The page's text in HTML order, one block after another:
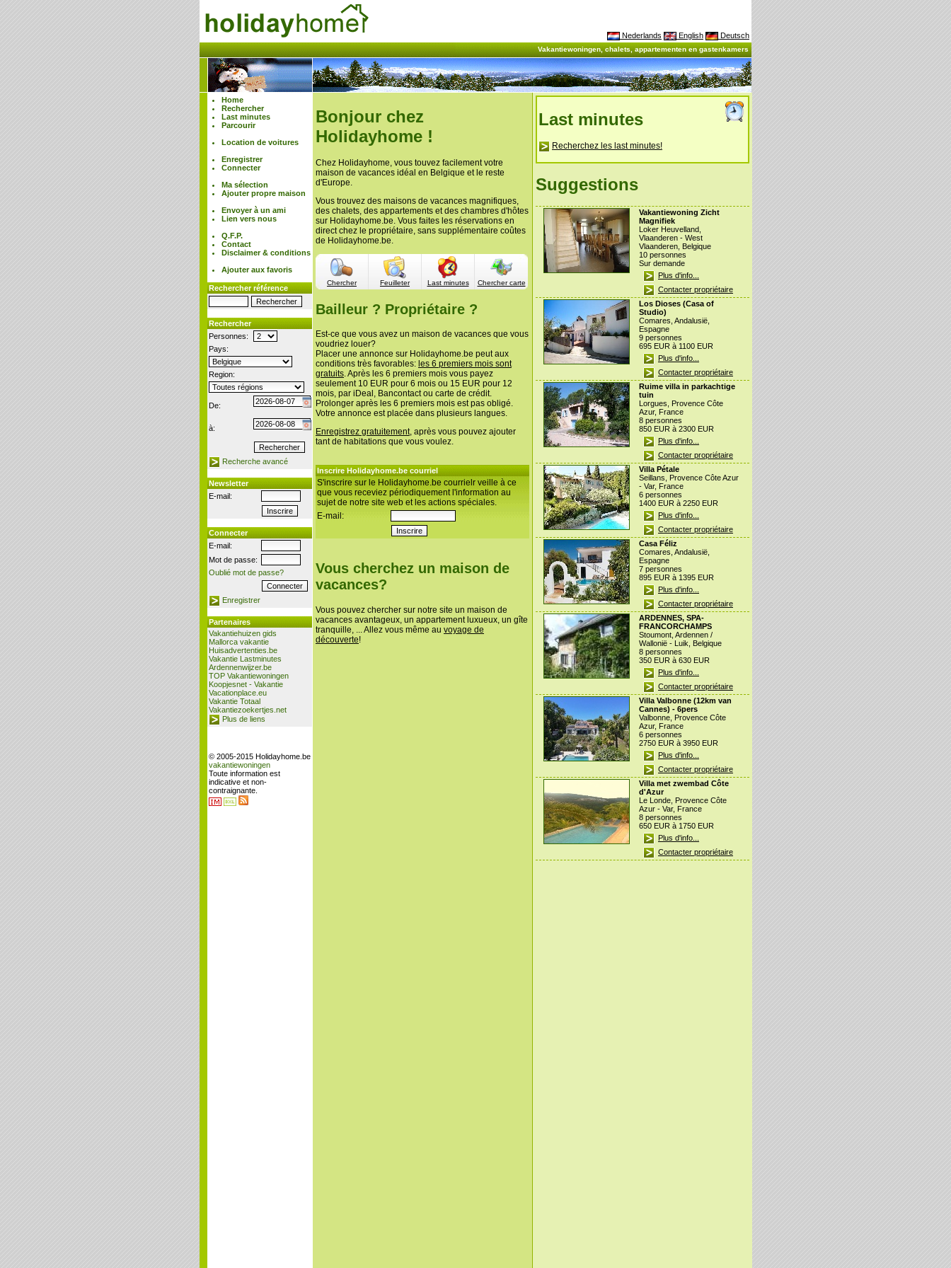
Nederlands English Deutsch
Vakantiewoningen, chalets, appartementen en gastenkamers
Home
Rechercher
Last minutes
Parcourir
Location de voitures
Enregistrer
Connecter
Ma sélection
Ajouter propre maison
Envoyer à un ami
Lien vers nous
Q.F.P.
Contact
Disclaimer & conditions
Ajouter aux favoris
Rechercher référence
Rechercher
Personnes:
Pays:
Region:
De:
à:
Recherche avancé
Newsletter
E-mail:
Connecter
E-mail:
Mot de passe:
Oublié mot de passe?
Enregistrer
Partenaires
Vakantiehuizen gids
Mallorca vakantie
Huisadvertenties.be
Vakantie Lastminutes
Ardennenwijzer.be
TOP Vakantiewoningen
Koopjesnet - Vakantie
Vacationplace.eu
Vakantie Totaal
Vakantiezoekertjes.net
Plus de liens
© 2005-2015 Holidayhome.be
vakantiewoningen
Toute information est
indicative et non-
contraignante.
Bonjour chez
Holidayhome !
Chez Holidayhome, vous touvez facilement votre
maison de vacances idéal en Belgique et le reste
d'Europe.
Vous trouvez des maisons de vacances magnifiques,
des chalets, des appartements et des chambres d'hôtes
sur Holidayhome.be. Vous faites les réservations en
direct chez le propriétaire, sans supplémentaire coûtes
de Holidayhome.be.
Chercher Feuilleter Last minutes Chercher carte
Bailleur ? Propriétaire ?
Est-ce que vous avez un maison de vacances que vous
voudriez louer?
Placer une annonce sur Holidayhome.be peut aux
conditions très favorables: les 6 premiers mois sont
gratuits. Après les 6 premiers mois vous payez
seulement 10 EUR pour 6 mois ou 15 EUR pour 12
mois, par iDeal, Bancontact ou carte de crédit.
Prolonger après les 6 premiers mois est pas obligé.
Votre annonce est placée dans plusieurs langues.
Enregistrez gratuitement, après vous pouvez ajouter
tant de habitations que vous voulez.
Inscrire Holidayhome.be courriel
S'inscrire sur le Holidayhome.be courrielr veille à ce
que vous receviez périodiquement l'information au
sujet de notre site web et les actions spéciales.
E-mail:
Vous cherchez un maison de
vacances?
Vous pouvez chercher sur notre site un maison de
vacances avantageux, un appartement luxueux, un gîte
tranquille, ... Allez vous même au voyage de
découverte!
Last minutes
Recherchez les last minutes!
Suggestions
Vakantiewoning Zicht
Magnifiek
Loker Heuvelland,
Vlaanderen - West
Vlaanderen, Belgique
10 personnes
Sur demande
Plus d'info...
Contacter propriétaire
Los Dioses (Casa of
Studio)
Comares, Andalusië,
Espagne
9 personnes
695 EUR à 1100 EUR
Plus d'info...
Contacter propriétaire
Ruime villa in parkachtige
tuin
Lorgues, Provence Côte
Azur, France
8 personnes
850 EUR à 2300 EUR
Plus d'info...
Contacter propriétaire
Villa Pétale
Seillans, Provence Côte Azur
- Var, France
6 personnes
1400 EUR à 2250 EUR
Plus d'info...
Contacter propriétaire
Casa Féliz
Comares, Andalusië,
Espagne
7 personnes
895 EUR à 1395 EUR
Plus d'info...
Contacter propriétaire
ARDENNES, SPA-
FRANCORCHAMPS
Stoumont, Ardennen /
Wallonië - Luik, Belgique
8 personnes
350 EUR à 630 EUR
Plus d'info...
Contacter propriétaire
Villa Valbonne (12km van
Cannes) - 6pers
Valbonne, Provence Côte
Azur, France
6 personnes
2750 EUR à 3950 EUR
Plus d'info...
Contacter propriétaire
Villa met zwembad Côte
d'Azur
Le Londe, Provence Côte
Azur - Var, France
8 personnes
650 EUR à 1750 EUR
Plus d'info...
Contacter propriétaire